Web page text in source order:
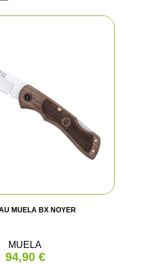
MUELA BX NOYER
MUELA
94,90 €